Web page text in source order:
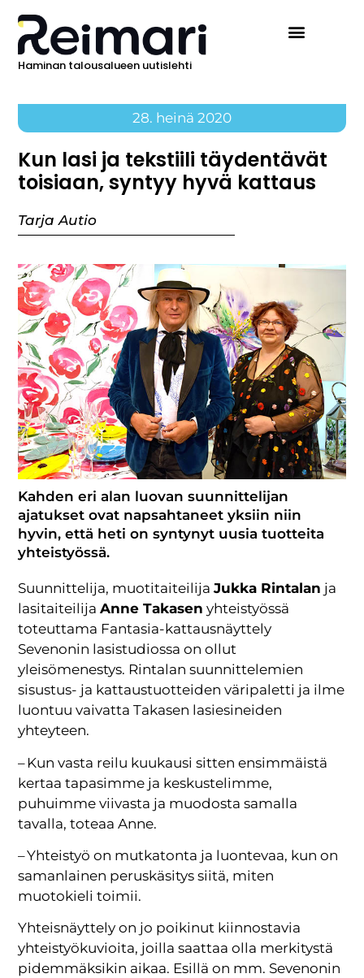
Haminan talousalueen uutislehti
28. heinä 2020
Kun lasi ja tekstiili täydentävät
toisiaan, syntyy hyvä kattaus
Tarja Autio
Kahden eri alan luovan suunnittelijan
ajatukset ovat napsahtaneet yksiin niin
hyvin, että heti on syntynyt uusia tuotteita
yhteistyössä.
Suunnittelija, muotitaiteilijaJukka Rintalan ja
lasitaiteilijaAnne Takasen yhteistyössä
toteuttama Fantasia-kattausnäyttely
Sevenonin lasistudiossa on ollut
yleisömenestys. Rintalan suunnittelemien
sisustus- ja kattaustuotteiden väripaletti ja ilme
luontuu vaivatta Takasen lasiesineiden
yhteyteen.
– Kun vasta reilu kuukausi sitten ensimmäistä
kertaa tapasimme ja keskustelimme,
puhuimme viivasta ja muodosta samalla
tavalla, toteaa Anne.
– Yhteistyö on mutkatonta ja luontevaa, kun on
samanlainen peruskäsitys siitä, miten
muotokieli toimii.
Yhteisnäyttely on jo poikinut kiinnostavia
yhteistyökuvioita, joilla saattaa olla merkitystä
pidemmäksikin aikaa. Esillä on mm. Sevenonin